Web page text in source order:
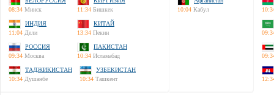
08:34 Минск
11:34 Бишкек
ИНДИЯ
11:04 Дели
КИТАЙ
13:34 Пекин
РОССИЯ
09:34 Москва
ПАКИСТАН
10:34 Исламабад
ТАДЖИКИСТАН
10:34 Душанбе
УЗБЕКИСТАН
10:34 Ташкент
10:04 Кабул